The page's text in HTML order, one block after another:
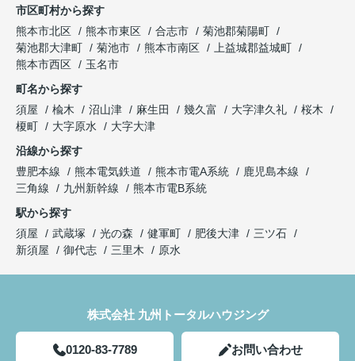
市区町村から探す
熊本市北区
熊本市東区 合志市
菊池郡菊陽町
菊池郡大津町
菊池市 熊本市南区
上益城郡益城町
熊本市西区
玉名市
町名から探す
須屋
楡木 沼山津 麻生田 幾久富 大字津久礼
桜木
榎町
大字原水
大字大津
沿線から探す
豊肥本線
熊本電気鉄道 熊本市電A系統
鹿児島本線
三角線
九州新幹線
熊本市電B系統
駅から探す
須屋
武蔵塚 光の森 健軍町 肥後大津
三ツ石
新須屋
御代志 三里木 原水
株式会社 九州トータルハウジング
0120-83-7789 お問い合わせ